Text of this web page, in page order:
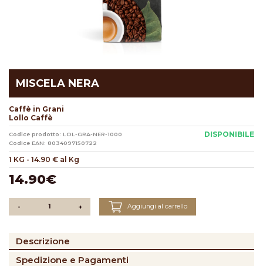
MISCELA NERA
Caffè in Grani
Lollo Caffè
Codice prodotto: LOL-GRA-NER-1000
Codice EAN: 8034097150722
DISPONIBILE
1 KG - 14.90 € al Kg
14.90€
- + Aggiungi al carrello
Descrizione
Spedizione e Pagamenti